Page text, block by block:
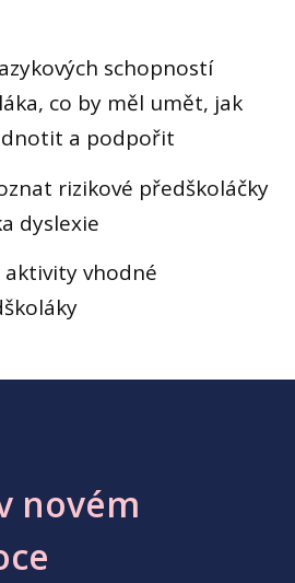
schopností
co by měl umět, jak
a podpořit
rizikové předškoláčky
dyslexie
aktivity vhodné
novém